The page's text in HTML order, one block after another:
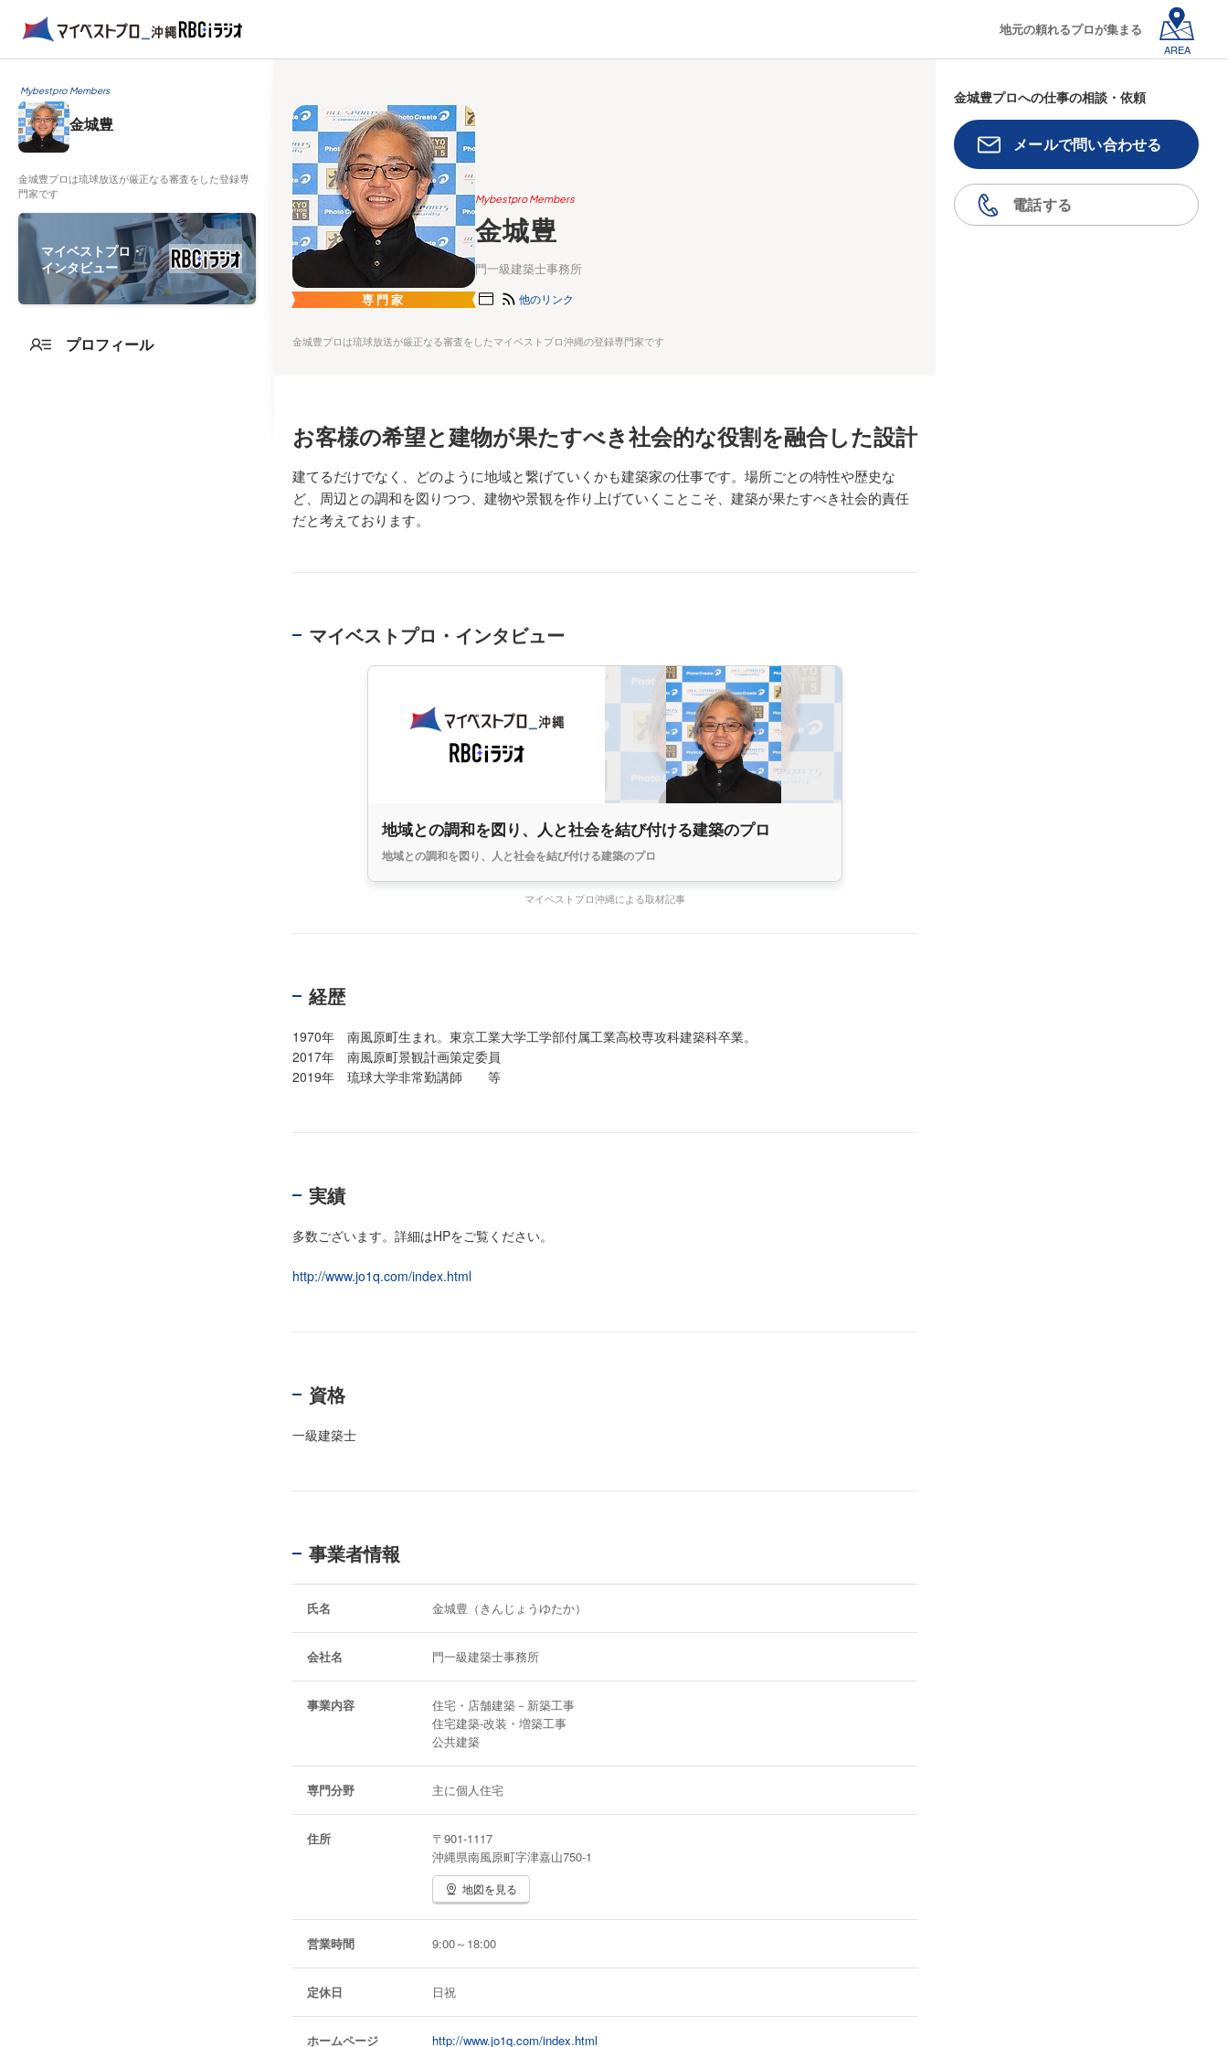
地元の頼れるプロが集まる
AREA
Mybestpro Members
金城豊
金城豊プロは琉球放送が厳正なる審査をした登録専
門家です
マイベストプロ・
インタビュー
プロフィール
専門家
Mybestpro Members
金城豊
門一級建築士事務所
他のリンク
金城豊プロは琉球放送が厳正なる審査をしたマイベストプロ沖縄の登録専門家です
お客様の希望と建物が果たすべき社会的な役割を融合した設計
建てるだけでなく、どのように地域と繋げていくかも建築家の仕事です。場所ごとの特性や歴史な
ど、周辺との調和を図りつつ、建物や景観を作り上げていくことこそ、建築が果たすべき社会的責任
だと考えております。
マイベストプロ・インタビュー
地域との調和を図り、人と社会を結び付ける建築のプロ
地域との調和を図り、人と社会を結び付ける建築のプロ
マイベストプロ沖縄による取材記事
経歴
1970年 南風原町生まれ。東京工業大学工学部付属工業高校専攻科建築科卒業。
2017年 南風原町景観計画策定委員
2019年 琉球大学非常勤講師 等
実績
多数ございます。詳細はHPをご覧ください。
http://www.jo1q.com/index.html
資格
一級建築士
事業者情報
氏名 金城豊（きんじょうゆたか）
会社名 門一級建築士事務所
事業内容
住宅・店舗建築－新築工事
住宅建築‐改装・増築工事
公共建築
専門分野 主に個人住宅
住所
〒901-1117
沖縄県南風原町字津嘉山750-1
地図を見る
営業時間 9:00～18:00
定休日 日祝
ホームページ http://www.jo1q.com/index.html
金城豊プロへの仕事の相談・依頼
メールで問い合わせる
電話する